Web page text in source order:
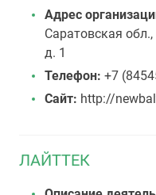
Адрес
Саратовская
д. 1
Телефон: +7
Сайт: http://
ЛАЙТТЕК